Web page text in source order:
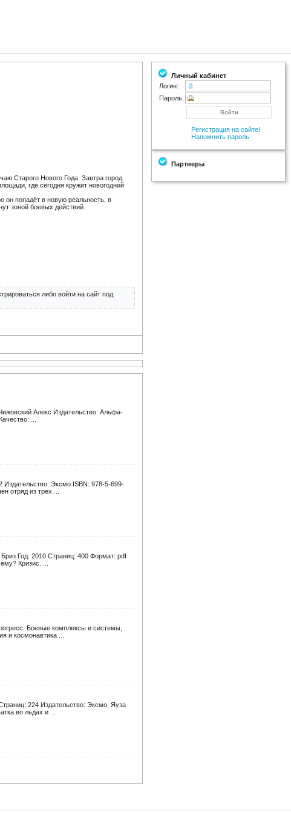
Старого Нового Года. Завтра город
где сегодня кружит новогодний
он попадёт в новую реальность, в
зоной боевых действий.
либо войти на сайт под
Алекс Издательство: Альфа-
...
Эксмо ISBN: 978-5-699-
отряд из трех ...
Год: 2010 Страниц: 400 Формат: pdf
Кризис. ...
Боевые комплексы и системы,
и космонавтика ...
224 Издательство: Эксмо, Яуза
во льдах и ...
Личный кабинет
Логин:
Пароль:
Регистрация на сайте!
Напомнить пароль
Партнеры